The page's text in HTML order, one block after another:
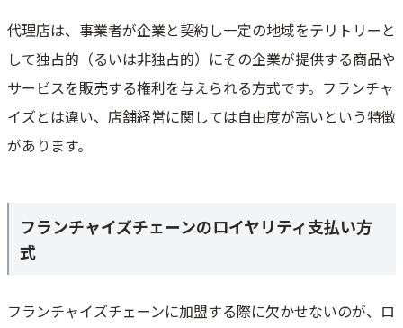
代理店は、事業者が企業と契約し一定の地域をテリトリーと
して独占的（るいは非独占的）にその企業が提供する商品や
サービスを販売する権利を与えられる方式です。フランチャ
イズとは違い、店舗経営に関しては自由度が高いという特徴
があります。
フランチャイズチェーンのロイヤリティ支払い方
式
フランチャイズチェーンに加盟する際に欠かせないのが、ロ